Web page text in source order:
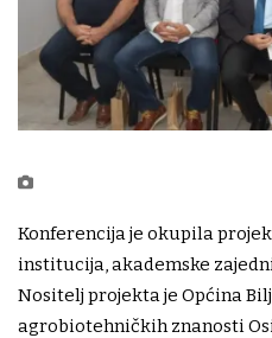
Konferencija je okupila
institucija, akademske
Nositelj projekta je Općina
agrobiotehničkih znanosti